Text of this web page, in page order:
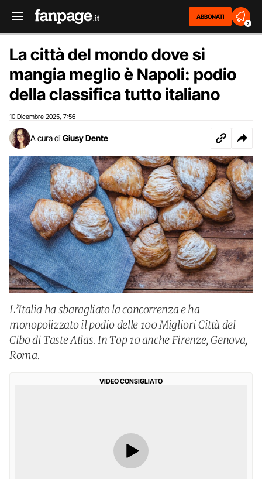
ABBONATI
2
La città del mondo dove si
mangia meglio è Napoli: podio
della classifica tutto italiano
10 Dicembre 2025 7:56
A cura di Giusy Dente
L’Italia ha sbaragliato la concorrenza e ha
monopolizzato il podio delle 100 Migliori Città del
Cibo di Taste Atlas. In Top 10 anche Firenze, Genova,
Roma.
VIDEO CONSIGLIATO